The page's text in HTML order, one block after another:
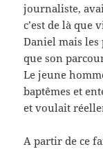
journaliste,
c’est de là que
Daniel mais
que son
Le jeune
baptêmes et
et voulait
A partir de ce